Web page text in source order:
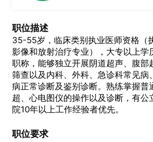
职位描述
35-55岁，临床类别执业医师资格（
影像和放射治疗专业），大专以上学
职称，能够独立开展阴道超声、腹部
筛查以及内科、外科、急诊科常见病
病正常诊断及鉴别诊断。熟练掌握普
超、心电图仪的操作以及诊断，有公
院10年以上工作经验者优先。
职位要求